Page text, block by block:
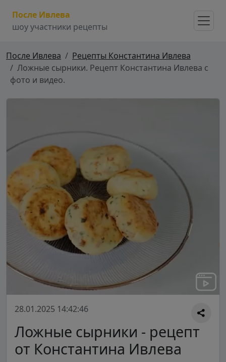
После Ивлева
шоу участники рецепты
После Ивлева
Рецепты Константина Ивлева
Ложные сырники. Рецепт Константина Ивлева с
фото и видео.
28.01.2025 14:42:46
Ложные сырники - рецепт
от Константина Ивлева